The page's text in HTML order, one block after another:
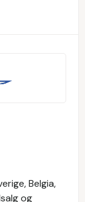
Belgia,
og